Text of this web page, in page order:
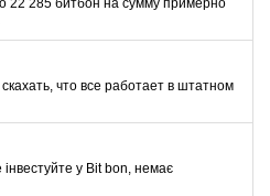
22 285 битбон на сумму примерно
что все работает в штатном
у Bit bon, немає